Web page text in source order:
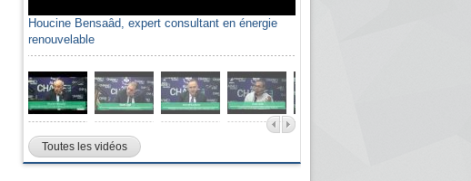
Houcine Bensaâd, expert consultant en énergie
renouvelable
Toutes les vidéos